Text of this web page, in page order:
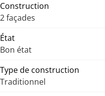
Construction
2 façades
État
Bon état
Type de construction
Traditionnel